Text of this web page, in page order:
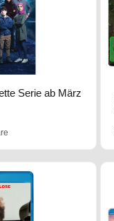
Serie ab März